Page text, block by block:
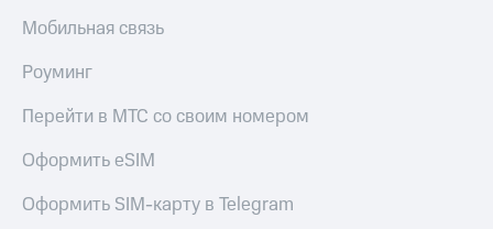
приложения
Получайте
онлайн
Страхование
Покупка
пополнения
на связь
Тарифы
RED,
РИИЛ
и МТС Супер
Мобильная связь
Роуминг
Перейти в МТС со своим номером
Оформить eSIM
Оформить SIM-карту в Telegram